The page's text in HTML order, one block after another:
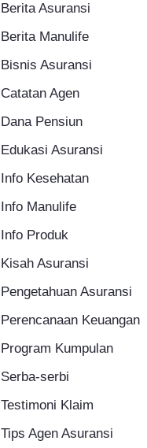
Berita Asuransi
Berita Manulife
Bisnis Asuransi
Catatan Agen
Dana Pensiun
Edukasi Asuransi
Info Kesehatan
Info Manulife
Info Produk
Kisah Asuransi
Pengetahuan Asuransi
Perencanaan Keuangan
Program Kumpulan
Serba-serbi
Testimoni Klaim
Tips Agen Asuransi